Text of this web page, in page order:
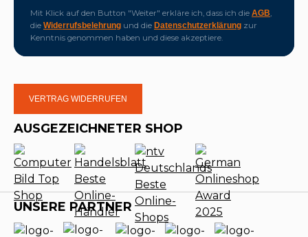
Mit Klick auf den Button "Weiter" erkläre ich, dass ich die AGB
die Widerrufsbelehrung und die Datenschutzerklärung zur
Kenntnis genommen haben und diese akzeptiere.
VERTRAG WIDERRUFEN
AUSGEZEICHNETER SHOP
UNSERE PARTNER